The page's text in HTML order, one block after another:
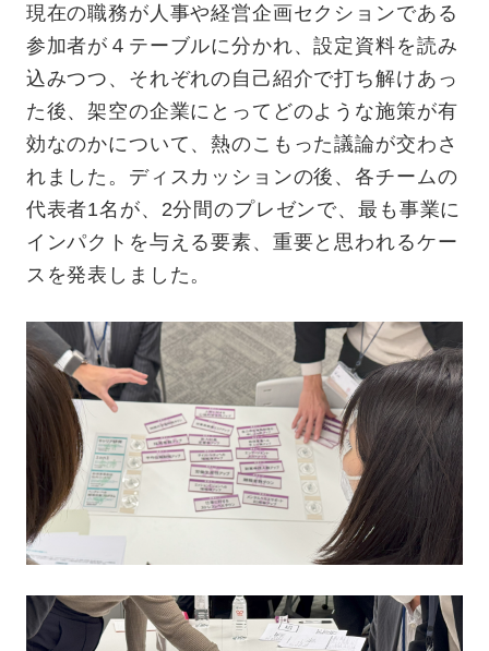
現在の職務が人事や経営企画セクションである
参加者が４テーブルに分かれ、設定資料を読み
込みつつ、それぞれの自己紹介で打ち解けあっ
た後、架空の企業にとってどのような施策が有
効なのかについて、熱のこもった議論が交わさ
れました。ディスカッションの後、各チームの
代表者1名が、2分間のプレゼンで、最も事業に
インパクトを与える要素、重要と思われるケー
スを発表しました。